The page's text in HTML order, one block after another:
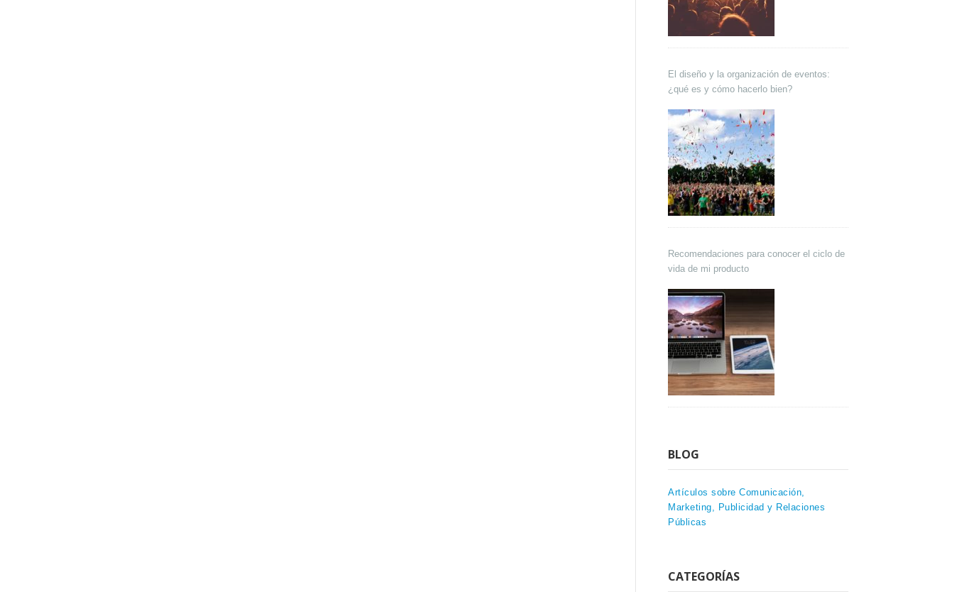
El diseño y la organización de eventos:
¿qué es y cómo hacerlo bien?
Recomendaciones para conocer el ciclo de
vida de mi producto
BLOG
Artículos sobre Comunicación,
Marketing, Publicidad y Relaciones
Públicas
CATEGORÍAS